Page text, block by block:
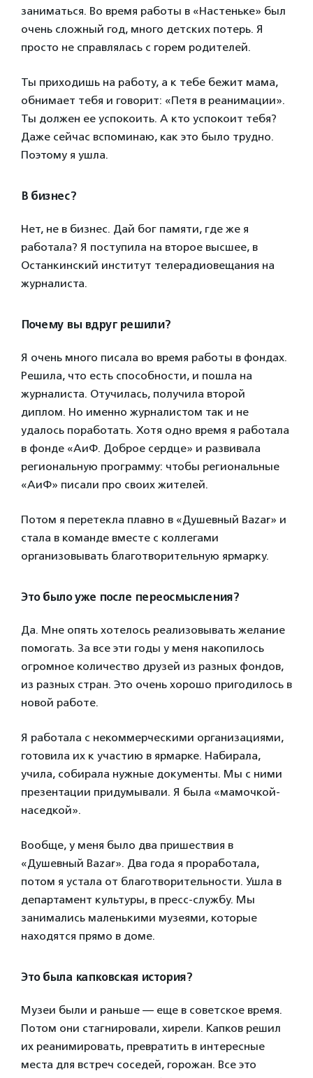
заниматься. Во время работы в «Настеньке» был
очень сложный год, много детских потерь. Я
просто не справлялась с горем родителей.
Ты приходишь на работу, а к тебе бежит мама,
обнимает тебя и говорит: «Петя в реанимации».
Ты должен ее успокоить. А кто успокоит тебя?
Даже сейчас вспоминаю, как это было трудно.
Поэтому я ушла.
В бизнес?
Нет, не в бизнес. Дай бог памяти, где же я
работала? Я поступила на второе высшее, в
Останкинский институт телерадиовещания на
журналиста.
Почему вы вдруг решили?
Я очень много писала во время работы в фондах.
Решила, что есть способности, и пошла на
журналиста. Отучилась, получила второй
диплом. Но именно журналистом так и не
удалось поработать. Хотя одно время я работала
в фонде «АиФ. Доброе сердце» и развивала
региональную программу: чтобы региональные
«АиФ» писали про своих жителей.
Потом я перетекла плавно в «Душевный Bazar» и
стала в команде вместе с коллегами
организовывать благотворительную ярмарку.
Это было уже после переосмысления?
Да. Мне опять хотелось реализовывать желание
помогать. За все эти годы у меня накопилось
огромное количество друзей из разных фондов,
из разных стран. Это очень хорошо пригодилось в
новой работе.
Я работала с некоммерческими организациями,
готовила их к участию в ярмарке. Набирала,
учила, собирала нужные документы. Мы с ними
презентации придумывали. Я была «мамочкой-
наседкой».
Вообще, у меня было два пришествия в
«Душевный Bazar». Два года я проработала,
потом я устала от благотворительности. Ушла в
департамент культуры, в пресс-службу. Мы
занимались маленькими музеями, которые
находятся прямо в доме.
Это была капковская история?
Музеи были и раньше — еще в советское время.
Потом они стагнировали, хирели. Капков решил
их реанимировать, превратить в интересные
места для встреч соседей, горожан. Все это